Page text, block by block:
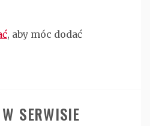
, aby móc dodać
SERWISIE